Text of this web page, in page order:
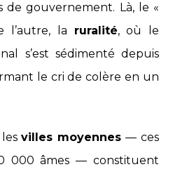
gouvernement. Là, le «
l’autre, la ruralité, où le
s’est sédimenté depuis
le cri de colère en un
lesvilles moyennes — ces
000 âmes — constituent